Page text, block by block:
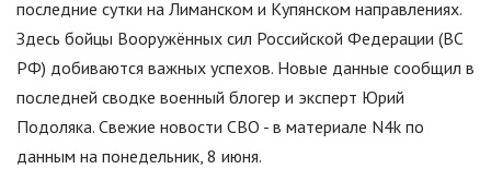
последние сутки на Лиманском и Купянском направлениях.
Здесь бойцы Вооружённых сил Российской Федерации (ВС
РФ) добиваются важных успехов. Новые данные сообщил в
последней сводке военный блогер и эксперт Юрий
Подоляка. Свежие новости СВО - в материале N4k по
данным на понедельник, 8 июня.